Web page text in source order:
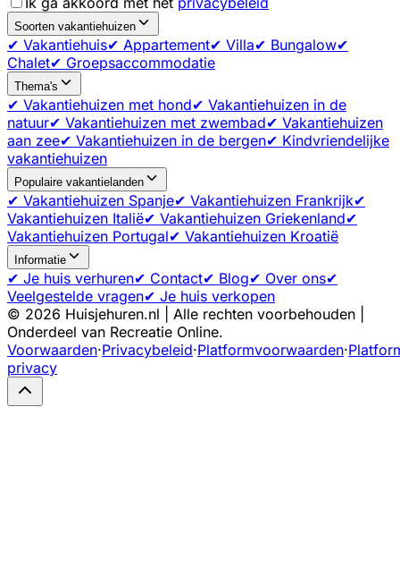
Soorten vakantiehuizen
✔ Vakantiehuis✔ Appartement✔ Villa✔ Bungalow✔
Chalet✔ Groepsaccommodatie
Thema's
✔ Vakantiehuizen met hond✔ Vakantiehuizen in de
natuur✔ Vakantiehuizen met zwembad✔ Vakantiehuizen
aan zee✔ Vakantiehuizen in de bergen✔ Kindvriendelijke
vakantiehuizen
Populaire vakantielanden
✔ Vakantiehuizen Spanje✔ Vakantiehuizen Frankrijk✔
Vakantiehuizen Italië✔ Vakantiehuizen Griekenland✔
Vakantiehuizen Portugal✔ Vakantiehuizen Kroatië
Informatie
✔ Je huis verhuren✔ Contact✔ Blog✔ Over ons✔
Veelgestelde vragen✔ Je huis verkopen
© 2026 Huisjehuren.nl | Alle rechten voorbehouden |
Onderdeel van Recreatie Online.
Voorwaarden·Privacybeleid·Platformvoorwaarden·
privacy